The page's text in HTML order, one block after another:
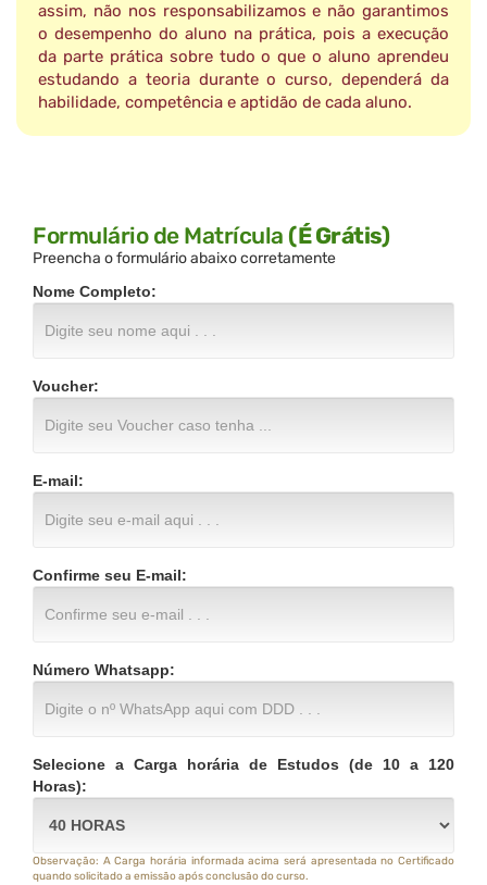
assim, não nos responsabilizamos e não garantimos
o desempenho do aluno na prática, pois a execução
da parte prática sobre tudo o que o aluno aprendeu
estudando a teoria durante o curso, dependerá da
habilidade, competência e aptidão de cada aluno.
Formulário de Matrícula (É Grátis)
Preencha o formulário abaixo corretamente
Nome Completo:
Voucher:
E-mail:
Confirme seu E-mail:
Número Whatsapp:
Selecione a Carga horária de Estudos (de 10 a 120
Horas):
Observação: A Carga horária informada acima será apresentada no Certificado
quando solicitado a emissão após conclusão do curso.